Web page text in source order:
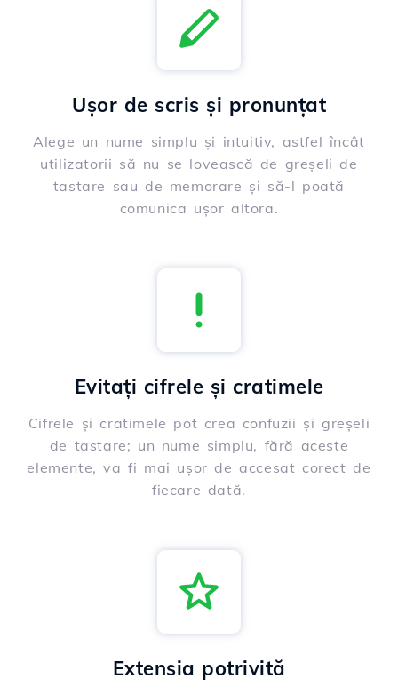
Ușor de scris și pronunțat
Alege un nume simplu și intuitiv, astfel încât
utilizatorii să nu se lovească de greșeli de
tastare sau de memorare și să-l poată
comunica ușor altora.
Evitați cifrele și cratimele
Cifrele și cratimele pot crea confuzii și greșeli
de tastare; un nume simplu, fără aceste
elemente, va fi mai ușor de accesat corect de
fiecare dată.
Extensia potrivită